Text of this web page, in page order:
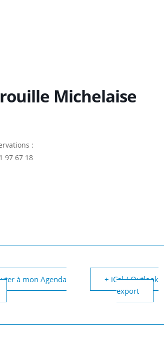
Michelaise
:
97 67 18
à mon Agenda
+ iCal / Outlook
export